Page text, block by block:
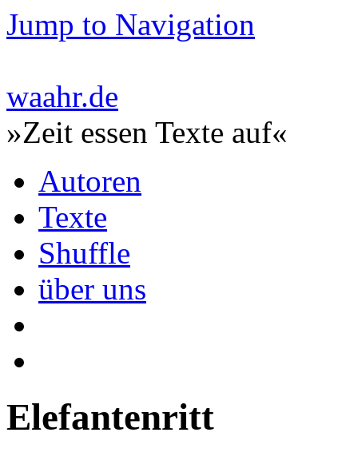
Jump to Navigation
waahr.de
»Zeit essen Texte auf«
Autoren
Texte
Shuffle
über uns
Elefantenritt